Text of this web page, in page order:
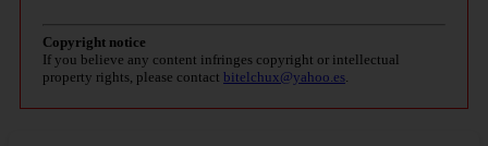
Copyright notice
If you believe any content infringes copyright or intellectual
property rights, please contact bitelchux@yahoo.es